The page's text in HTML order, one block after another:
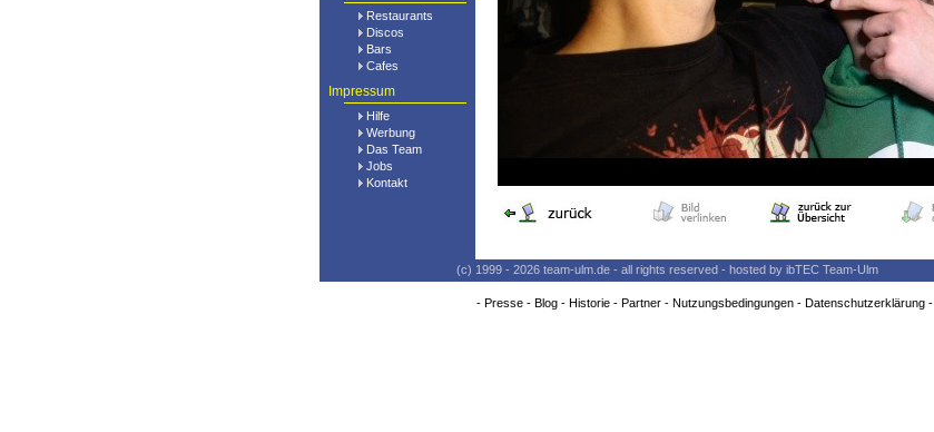
Restaurants
Discos
Bars
Cafes
Impressum
Hilfe
Werbung
Das Team
Jobs
Kontakt
(c) 1999 - 2026 team-ulm.de - all rights reserved - hosted by ibTEC Team-Ulm
- Presse- Blog- Historie- Partner- Nutzungsbedingungen- Datenschutzerklärung-